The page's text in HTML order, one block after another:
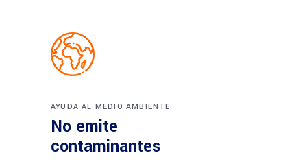
AYUDA AL MEDIO AMBIENTE
No emite
contaminantes